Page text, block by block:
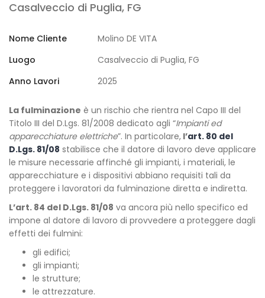
Casalveccio di Puglia, FG
Nome Cliente
Molino DE VITA
Luogo
Casalveccio di Puglia, FG
Anno Lavori
2025
La fulminazione è un rischio che rientra nel Capo III del
Titolo III del D.Lgs. 81/2008 dedicato agli “Impianti ed
apparecchiature elettriche”. In particolare, l’art. 80 del
D.Lgs. 81/08 stabilisce che il datore di lavoro deve applicare
le misure necessarie affinché gli impianti, i materiali, le
apparecchiature e i dispositivi abbiano requisiti tali da
proteggere i lavoratori da fulminazione diretta e indiretta.
L’art. 84 del D.Lgs. 81/08 va ancora più nello specifico ed
impone al datore di lavoro di provvedere a proteggere dagli
effetti dei fulmini:
gli edifici;
gli impianti;
le strutture;
le attrezzature.